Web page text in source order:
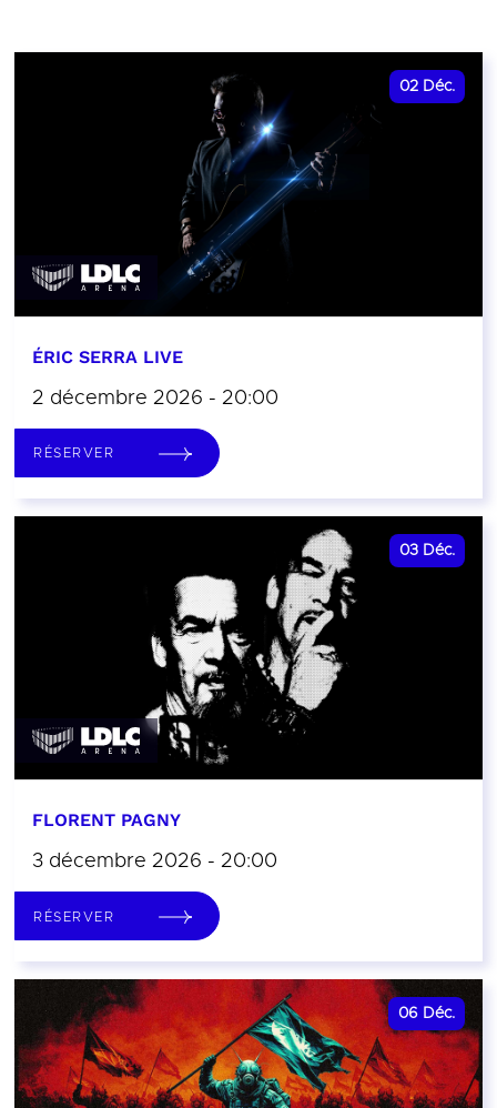
02 Déc.
ÉRIC SERRA LIVE
2 décembre 2026 - 20:00
RÉSERVER
03 Déc.
FLORENT PAGNY
3 décembre 2026 - 20:00
RÉSERVER
06 Déc.